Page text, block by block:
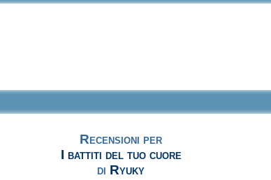
Recensioni per
I battiti del tuo cuore
di Ryuky